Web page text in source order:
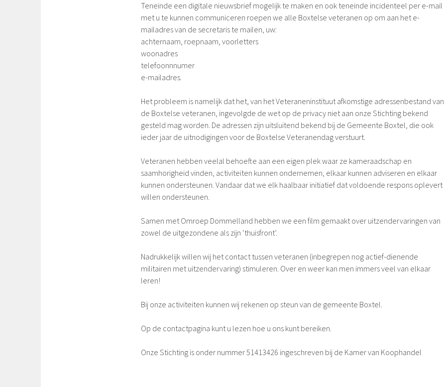
Teneinde een digitale nieuwsbrief mogelijk te maken en ook teneinde incidenteel per e-mail
met u te kunnen communiceren roepen we alle Boxtelse veteranen op om aan het e-
mailadres van de secretaris te mailen, uw:
achternaam, roepnaam, voorletters
woonadres
telefoonnnumer
e-mailadres.
Het probleem is namelijk dat het, van het Veteraneninstituut afkomstige adressenbestand van
de Boxtelse veteranen, ingevolgde de wet op de privacy niet aan onze Stichting bekend
gesteld mag worden. De adressen zijn uitsluitend bekend bij de Gemeente Boxtel, die ook
ieder jaar de uitnodigingen voor de Boxtelse Veteranendag verstuurt.
Veteranen hebben veelal behoefte aan een eigen plek waar ze kameraadschap en
saamhorigheid vinden, activiteiten kunnen ondernemen, elkaar kunnen adviseren en elkaar
kunnen ondersteunen. Vandaar dat we elk haalbaar initiatief dat voldoende respons oplevert
willen ondersteunen.
Samen met Omroep Dommelland hebben we een film gemaakt over uitzendervaringen van
zowel de uitgezondene als zijn ‘thuisfront’.
Nadrukkelijk willen wij het contact tussen veteranen (inbegrepen nog actief-dienende
militairen met uitzendervaring) stimuleren. Over en weer kan men immers veel van elkaar
leren!
Bij onze activiteiten kunnen wij rekenen op steun van de gemeente Boxtel.
Op de contactpagina kunt u lezen hoe u ons kunt bereiken.
Onze Stichting is onder nummer 51413426 ingeschreven bij de Kamer van Koophandel